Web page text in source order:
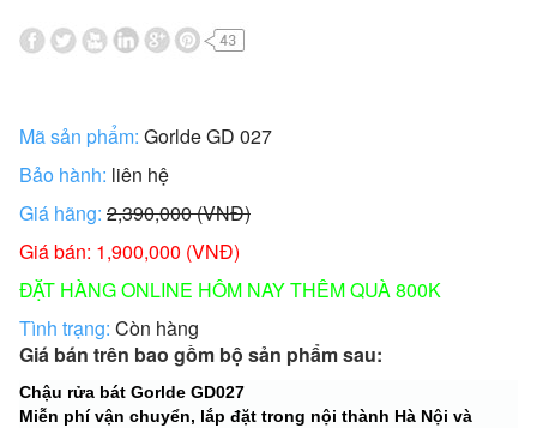
Mã sản phẩm: Gorlde GD 027
Bảo hành: liên hệ
Giá hãng: 2,390,000 (VNĐ)
Giá bán: 1,900,000 (VNĐ)
ĐẶT HÀNG ONLINE HÔM NAY THÊM QUÀ 800K
Tình trạng: Còn hàng
Giá bán trên bao gồm bộ sản phẩm sau:
Chậu rửa bát Gorlde GD027
Miễn phí vận chuyển, lắp đặt trong nội thành Hà Nội và